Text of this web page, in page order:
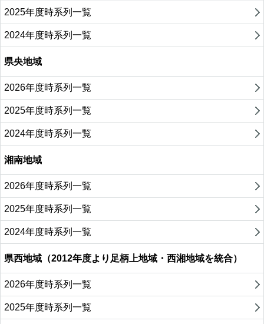
2025年度時系列一覧
2024年度時系列一覧
県央地域
2026年度時系列一覧
2025年度時系列一覧
2024年度時系列一覧
湘南地域
2026年度時系列一覧
2025年度時系列一覧
2024年度時系列一覧
県西地域（2012年度より足柄上地域・西湘地域を統合）
2026年度時系列一覧
2025年度時系列一覧